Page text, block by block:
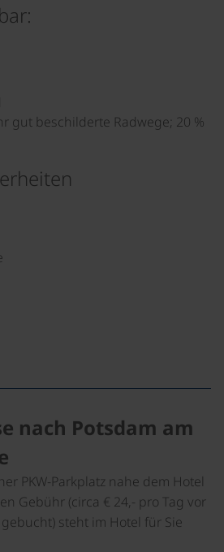
gut beschilderte Radwege; 20 %
nach Potsdam am
PKW-Parkplatz nahe dem Hotel
Gebühr (circa € 24,- pro Tag vor
steht im Hotel für Sie